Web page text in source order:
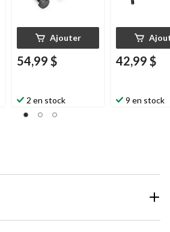
Ajouter
54,99 $
2 en stock
42,99 $
9 en stock